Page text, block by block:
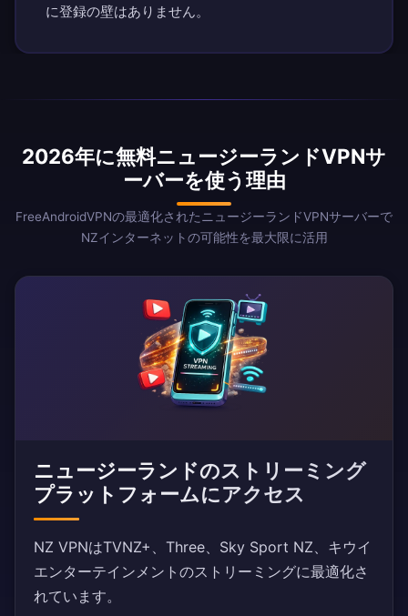
に登録の壁はありません。
2026年に無料ニュージーランドVPNサ
ーバーを使う理由
FreeAndroidVPNの最適化されたニュージーランドVPNサーバーで
NZインターネットの可能性を最大限に活用
ニュージーランドのストリーミング
プラットフォームにアクセス
NZ VPNはTVNZ+、Three、Sky Sport NZ、キウイ
エンターテインメントのストリーミングに最適化さ
れています。